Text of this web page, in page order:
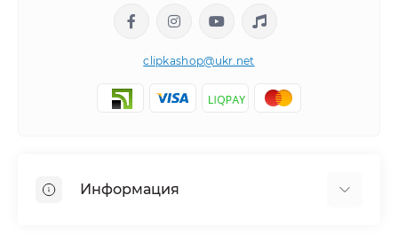
clipkashop@ukr.net
Информация